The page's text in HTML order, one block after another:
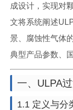
成设计，实现对
文将系统阐述
景、腐蚀性气体
典型产品参数、
一、ULPA
1.1 定义与分